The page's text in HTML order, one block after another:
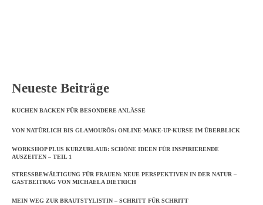
Neueste Beiträge
KUCHEN BACKEN FÜR BESONDERE ANLÄSSE
VON NATÜRLICH BIS GLAMOURÖS: ONLINE-MAKE-UP-KURSE IM ÜBERBLICK
WORKSHOP PLUS KURZURLAUB: SCHÖNE IDEEN FÜR INSPIRIERENDE
AUSZEITEN – TEIL 1
STRESSBEWÄLTIGUNG FÜR FRAUEN: NEUE PERSPEKTIVEN IN DER NATUR –
GASTBEITRAG VON MICHAELA DIETRICH
MEIN WEG ZUR BRAUTSTYLISTIN – SCHRITT FÜR SCHRITT